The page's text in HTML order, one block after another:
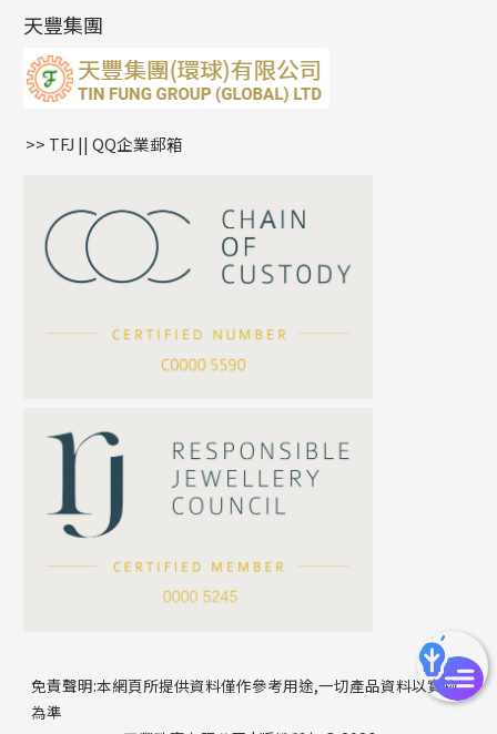
公司名稱
聯絡電話
雙十字鏈系列
水波鏈系列
蛇骨鏈系列
鏈尾系列
嘴唇鏈系列
S車花鏈系列
珍珠鏈系列
坦克鏈系列
滿天星鏈系列
方假繩鏈系列
耳環扣系列
耳綫/耳鈎系列
耳環爪頭
耳環
字母吊墜
相盒吊墜
項鏈吊墜
生肖吊墜
星座吊墜
珠扣
天豐集團
>> TFJ || QQ企業郵箱
免責聲明:本網頁所提供資料僅作參考用途,一切產品資料以實物
為準